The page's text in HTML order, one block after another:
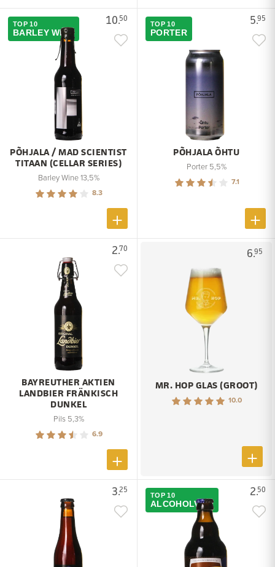
10.50
TOP 10
BARLEY WINE
PÕHJALA / MAD SCIENTIST
TITAAN (CELLAR SERIES)
Barley Wine 13,5%
8.3
5.95
TOP 10
PORTER
PÕHJALA ÕHTU
Porter 5,5%
7.1
2.70
BAYREUTHER AKTIEN
LANDBIER FRÄNKISCH
DUNKEL
Pils 5,3%
6.9
6.95
MR. HOP GLAS (GROOT)
10.0
3.25 2.50
TOP 10
ALCOHOLVRIJ